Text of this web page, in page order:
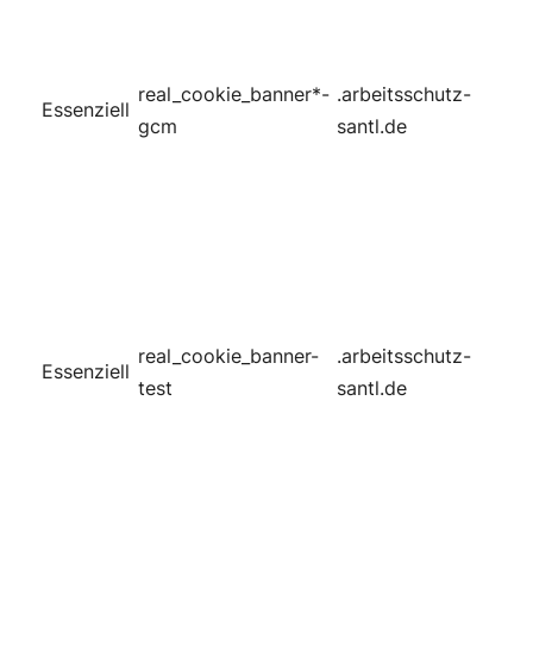
Essenziell
real_cookie_banner*-
gcm
.arbeitsschutz-
santl.de
Essenziell
real_cookie_banner-
test
.arbeitsschutz-
santl.de